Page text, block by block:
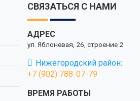
СВЯЗАТЬСЯ С НАМИ
АДРЕС
ул. Яблоневая, 26, строение 2
Нижегородский район:
+7 (902) 788-07-79
ВРЕМЯ РАБОТЫ